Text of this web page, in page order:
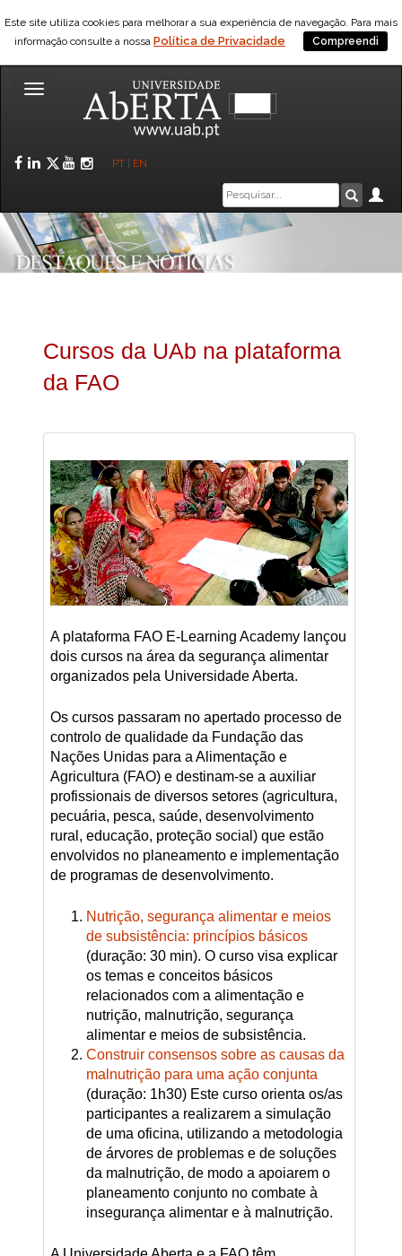
Este site utiliza cookies para melhorar a sua experiência de navegação. Para mais
informação consulte a nossa Política de Privacidade Compreendi
Toggle
Facebook
LinkedIn
Twitter
YouTube
Instagram
PT EN
Caixa
de
pesquisa
Cursos da UAb na plataforma
da FAO
A plataforma FAO E-Learning Academy lançou
dois cursos na área da segurança alimentar
organizados pela Universidade Aberta.
Os cursos passaram no apertado processo de
controlo de qualidade da Fundação das
Nações Unidas para a Alimentação e
Agricultura (FAO) e destinam-se a auxiliar
profissionais de diversos setores (agricultura,
pecuária, pesca, saúde, desenvolvimento
rural, educação, proteção social) que estão
envolvidos no planeamento e implementação
de programas de desenvolvimento.
Nutrição, segurança alimentar e meios
de subsistência: princípios básicos
(duração: 30 min). O curso visa explicar
os temas e conceitos básicos
relacionados com a alimentação e
nutrição, malnutrição, segurança
alimentar e meios de subsistência.
Construir consensos sobre as causas da
malnutrição para uma ação conjunta
(duração: 1h30) Este curso orienta os/as
participantes a realizarem a simulação
de uma oficina, utilizando a metodologia
de árvores de problemas e de soluções
da malnutrição, de modo a apoiarem o
planeamento conjunto no combate à
insegurança alimentar e à malnutrição.